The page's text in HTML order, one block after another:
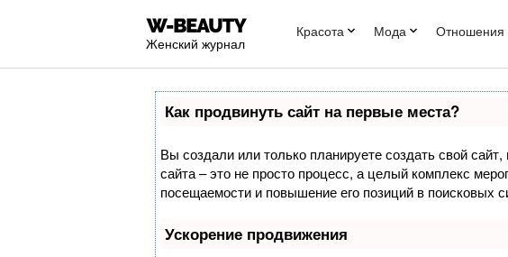
Женский журнал
Красота Мода Отношения
Как продвинуть сайт на первые места?
Вы создали или только планируете создать свой
сайта – это не просто процесс, а целый комплекс
посещаемости и повышение его позиций в поисковых
Ускорение продвижения